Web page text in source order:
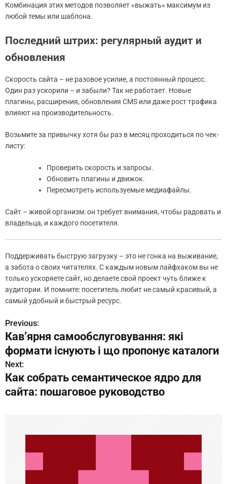
Комбинация этих методов позволяет «выжать» максимум из
любой темы или шаблона.
Последний штрих: регулярный аудит и
обновления
Скорость сайта – не разовое усилие, а постоянный процесс.
Один раз ускорили – и забыли? Так не работает. Новые
плагины, расширения, обновления CMS или даже рост трафика
влияют на производительность.
Возьмите за привычку хотя бы раз в месяц проходиться по чек-
листу:
Проверить скорость и запросы.
Обновить плагины и движок.
Пересмотреть используемые медиафайлы.
Сайт – живой организм: он требует внимания, чтобы радовать и
владельца, и каждого посетителя.
Поддерживать быструю загрузку – это не гонка на выживание,
а забота о своих читателях. С каждым новым лайфхаком вы не
только ускоряете сайт, но делаете свой проект чуть ближе к
аудитории. И помните: посетитель любит не самый красивый, а
самый удобный и быстрый ресурс.
Н
а
в
и
а
ц
и
я
Previous:
Кавʼярня самообслуговування: які
формати існують і що пропонує каталоги
Next:
Как собрать семантическое ядро для
сайта: пошаговое руководство